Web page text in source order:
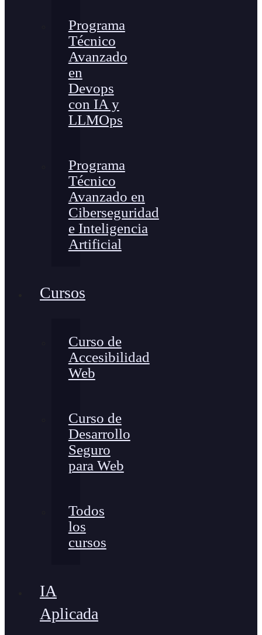
Programa
Técnico
Avanzado
en
Devops
con IA y
LLMOps
Programa
Técnico
Avanzado en
Ciberseguridad
e Inteligencia
Artificial
Cursos
Curso de
Accesibilidad
Web
Curso de
Desarrollo
Seguro
para Web
Todos
los
cursos
IA
Aplicada